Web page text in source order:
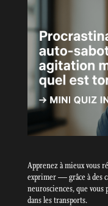
Apprenez à mieux vous
exprimer — grâce à des
neurosciences, que
dans les transports.